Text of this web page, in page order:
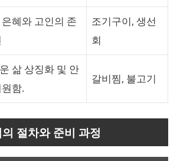
혜와 고인의 존
조기구이, 생선
회
삶 상징화 및 안
함.
갈비찜, 불고기
절차와 준비 과정